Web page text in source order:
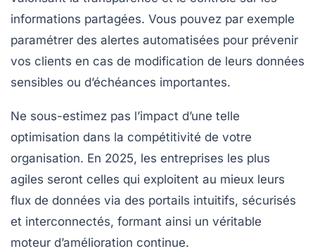
informations partagées. Vous pouvez par exemple
paramétrer des alertes automatisées pour prévenir
vos clients en cas de modification de leurs données
sensibles ou d’échéances importantes.
Ne sous-estimez pas l’impact d’une telle
optimisation dans la compétitivité de votre
organisation. En 2025, les entreprises les plus
agiles seront celles qui exploitent au mieux leurs
flux de données via des portails intuitifs, sécurisés
et interconnectés, formant ainsi un véritable
moteur d’amélioration continue.